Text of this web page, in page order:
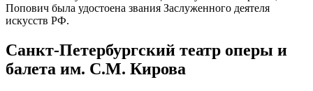
Попович была удостоена звания Заслуженного деятеля
искусств РФ.
Санкт-Петербургский театр оперы и
балета им. С.М. Кирова